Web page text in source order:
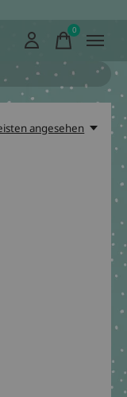
0items
angesehen